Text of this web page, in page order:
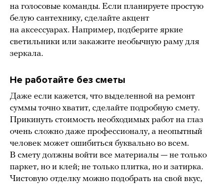
на голосовые команды. Если планируете простую
белую сантехнику, сделайте акцент
на аксессуарах. Например, подберите яркие
светильники или закажите необычную раму для
зеркала.
Не работайте без сметы
Даже если кажется, что выделенной на ремонт
суммы точно хватит, сделайте подробную смету.
Прикинуть стоимость необходимых работ на глаз
очень сложно даже профессионалу, а неопытный
человек может ошибиться буквально во всем.
В смету должны войти все материалы — не только
паркет, но и клей; не только плитка, но и затирка.
Чистовую отделку можно подобрать на свой вкус,